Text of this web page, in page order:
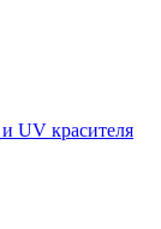
UV красителя